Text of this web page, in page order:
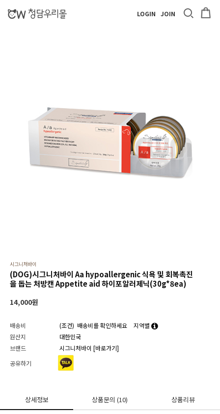
LOGIN JOIN
시그니처바이
(DOG)시그니처바이 Aa hypoallergenic 식욕 및 회복촉진
을 돕는 처방캔 Appetite aid 하이포알러제닉(30g*8ea)
14,000원
배송비 (조건) 배송비를 확인하세요
지역별
원산지
대한민국
브랜드
시그니처바이 [바로가기]
공유하기
상세정보 상품문의(10) 상품리뷰